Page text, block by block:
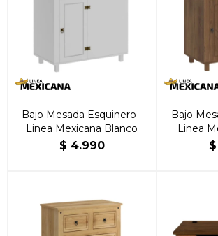
Bajo Mesada Esquinero -
Linea Mexicana Blanco
$ 4.990
Bajo
Linea
$